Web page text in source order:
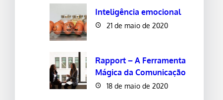
Inteligência emocional
21 de maio de 2020
Rapport – A Ferramenta
Mágica da Comunicação
18 de maio de 2020